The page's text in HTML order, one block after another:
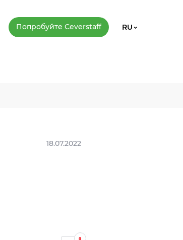
Попробуйте Сeverstaff RU
18.07.2022
0